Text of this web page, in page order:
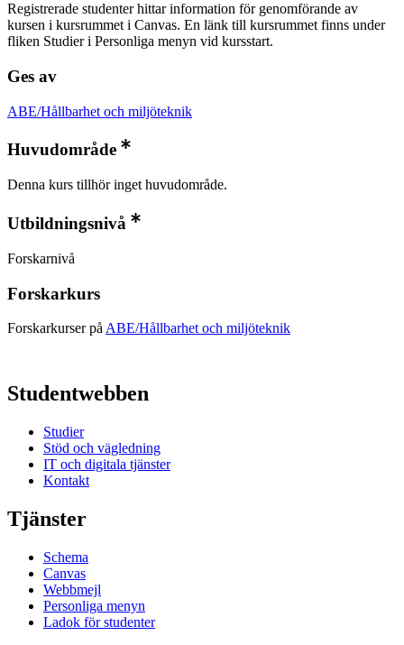
Registrerade studenter hittar information för genomförande av
kursen i kursrummet i Canvas. En länk till kursrummet finns under
fliken Studier i Personliga menyn vid kursstart.
Ges av
ABE/Hållbarhet och miljöteknik
Huvudområde
Denna kurs tillhör inget huvudområde.
Utbildningsnivå
Forskarnivå
Forskarkurs
Forskarkurser på ABE/Hållbarhet och miljöteknik
Studentwebben
Studier
Stöd och vägledning
IT och digitala tjänster
Kontakt
Tjänster
Schema
Canvas
Webbmejl
Personliga menyn
Ladok för studenter